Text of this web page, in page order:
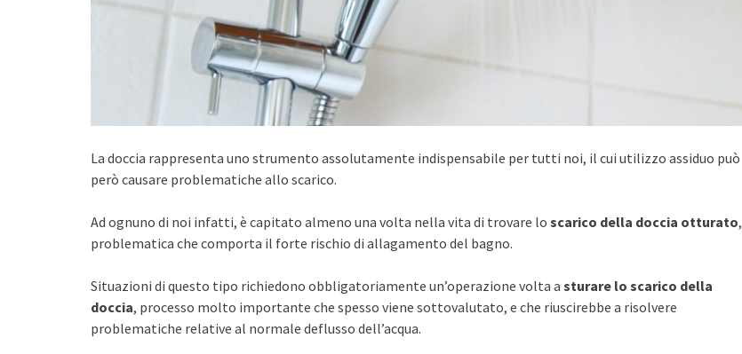
La doccia rappresenta uno strumento assolutamente indispensabile per tutti noi, il cui utilizzo assiduo può
però causare problematiche allo scarico.
Ad ognuno di noi infatti, è capitato almeno una volta nella vita di trovare lo scarico della doccia otturato,
problematica che comporta il forte rischio di allagamento del bagno.
Situazioni di questo tipo richiedono obbligatoriamente un’operazione volta a sturare lo scarico della
doccia, processo molto importante che spesso viene sottovalutato, e che riuscirebbe a risolvere
problematiche relative al normale deflusso dell’acqua.